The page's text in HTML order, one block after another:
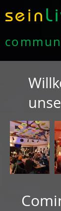
sein